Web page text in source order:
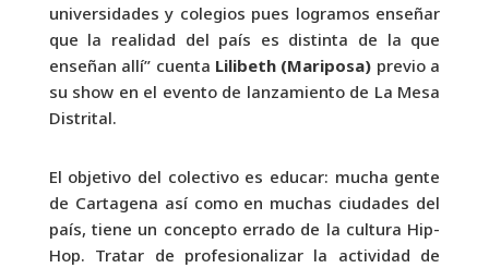
universidades y colegios pues logramos enseñar
que la realidad del país es distinta de la que
enseñan allí” cuenta Lilibeth (Mariposa) previo a
su show en el evento de lanzamiento de La Mesa
Distrital.
El objetivo del colectivo es educar: mucha gente
de Cartagena así como en muchas ciudades del
país, tiene un concepto errado de la cultura Hip-
Hop. Tratar de profesionalizar la actividad de